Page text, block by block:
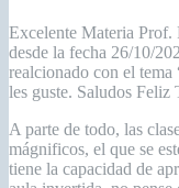
Excelente Materia Prof.
desde la fecha 26/10/
realcionado con el
les guste. Saludos Feliz
A parte de todo, las
mágnificos, el que se
tiene la capacidad de